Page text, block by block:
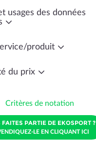
usages des données
produit
du prix
Critères de notation
FAITES PARTIE DE EKOSPORT ?
LE EN CLIQUANT ICI